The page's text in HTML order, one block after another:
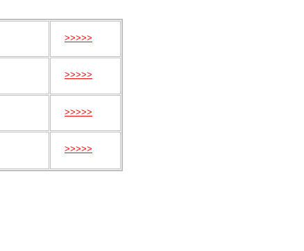
>>>>>
>>>>>
>>>>>
>>>>>